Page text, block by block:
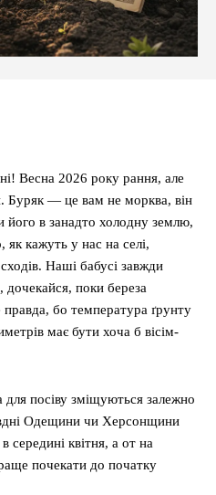
Весна 2026 року рання, але
Буряк — це вам не морква, він
його в занадто холодну землю,
як кажуть у нас на селі,
Наші бабусі завжди
дочекайся, поки береза
правда, бо температура ґрунту
має бути хоча б вісім-
для посіву зміщуються залежно
Одещини чи Херсонщини
квітня, а от на
почекати до початку